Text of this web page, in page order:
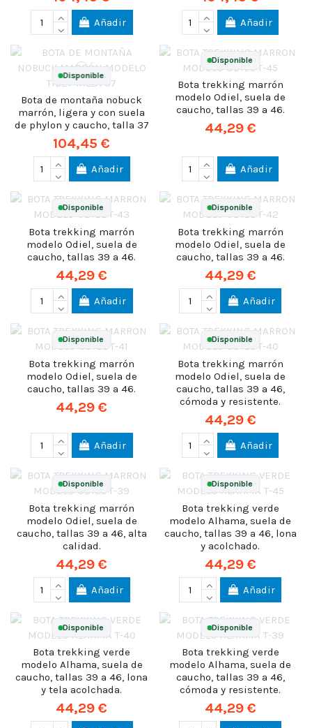
Añadir Añadir
Disponible
Bota de montaña nobuck
marrón, ligera y con suela
de phylon y caucho, talla 37
104,45 €
Añadir
Disponible
Bota trekking marrón
modelo Odiel, suela de
caucho, tallas 39 a 46.
44,29 €
Añadir
Disponible
Bota trekking marrón
modelo Odiel, suela de
caucho, tallas 39 a 46.
44,29 €
Añadir
Disponible
Bota trekking marrón
modelo Odiel, suela de
caucho, tallas 39 a 46.
44,29 €
Añadir
Disponible
Bota trekking marrón
modelo Odiel, suela de
caucho, tallas 39 a 46.
44,29 €
Añadir
Disponible
Bota trekking marrón
modelo Odiel, suela de
caucho, tallas 39 a 46,
cómoda y resistente.
44,29 €
Añadir
Disponible
Bota trekking marrón
modelo Odiel, suela de
caucho, tallas 39 a 46, alta
calidad.
44,29 €
Añadir
Disponible
Bota trekking verde
modelo Alhama, suela de
caucho, tallas 39 a 46, lona
y acolchado.
44,29 €
Añadir
Disponible
Bota trekking verde
modelo Alhama, suela de
caucho, tallas 39 a 46, lona
y tela acolchada.
44,29 €
Disponible
Bota trekking verde
modelo Alhama, suela de
caucho, tallas 39 a 46,
cómoda y resistente.
44,29 €